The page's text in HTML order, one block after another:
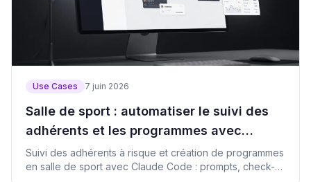
Use Cases 7 juin 2026
Salle de sport : automatiser le suivi des
adhérents et les programmes avec
Claude Code
Suivi des adhérents à risque et création de programmes
en salle de sport avec Claude Code : prompts, check-